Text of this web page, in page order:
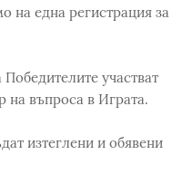
на една регистрация за
участват
на въпроса в Играта.
изтеглени и обявени